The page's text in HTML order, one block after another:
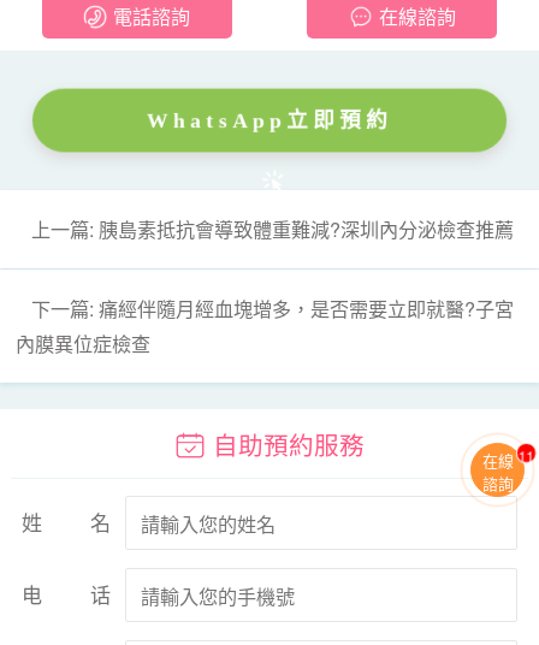
電話諮詢 在線諮詢
WhatsApp立即預約
上一篇: 胰島素抵抗會導致體重難減?深圳內分泌檢查推薦
下一篇: 痛經伴隨月經血塊增多，是否需要立即就醫?子宮
內膜異位症檢查
自助預約服務
姓名
电话
在線
諮詢
11